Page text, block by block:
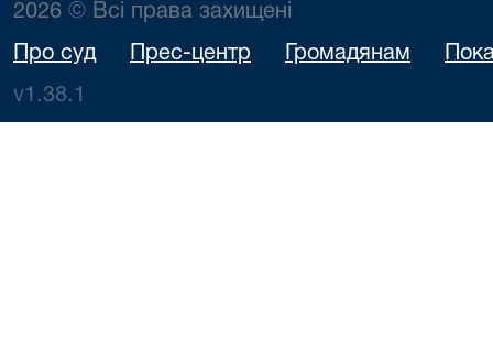
2026 © Всі права захищені
Про суд Прес-центр Громадянам
v1.38.1